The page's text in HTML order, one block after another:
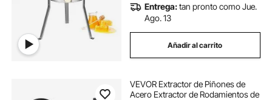
Entrega:tan pronto como Jue.
Ago. 13
Añadir al carrito
VEVOR Extractor de Piñones de
Acero Extractor de Rodamientos de